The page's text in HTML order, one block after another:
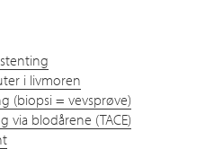
i livmoren
(biopsi = vevsprøve)
via blodårene (TACE)